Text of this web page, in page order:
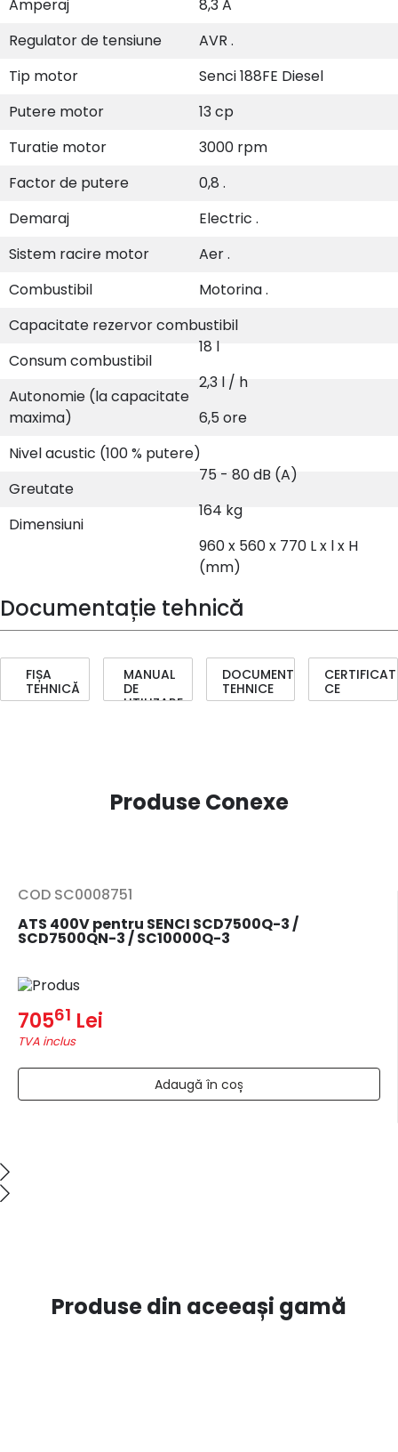
Amperaj
8,3 A
Regulator de tensiune
AVR .
Tip motor
Senci 188FE Diesel
Putere motor
13 cp
Turatie motor
3000 rpm
Factor de putere
0,8 .
Demaraj
Electric .
Sistem racire motor
Aer .
Combustibil
Motorina .
Capacitate rezervor combustibil
18 l
Consum combustibil
2,3 l / h
Autonomie (la capacitate
maxima)
6,5 ore
Nivel acustic (100 % putere)
75 - 80 dB (A)
Greutate
164 kg
Dimensiuni
960 x 560 x 770 L x l x H
(mm)
Documentație tehnică
FIȘA
TEHNICĂ
MANUAL
DE
UTILIZARE
DOCUMENTE
TEHNICE
CERTIFICAT
CE
Produse Conexe
COD SC0008751
ATS 400V pentru SENCI SCD7500Q-3 /
SCD7500QN-3 / SC10000Q-3
70561 Lei
TVA inclus
Adaugă în coș
Produse din aceeași gamă